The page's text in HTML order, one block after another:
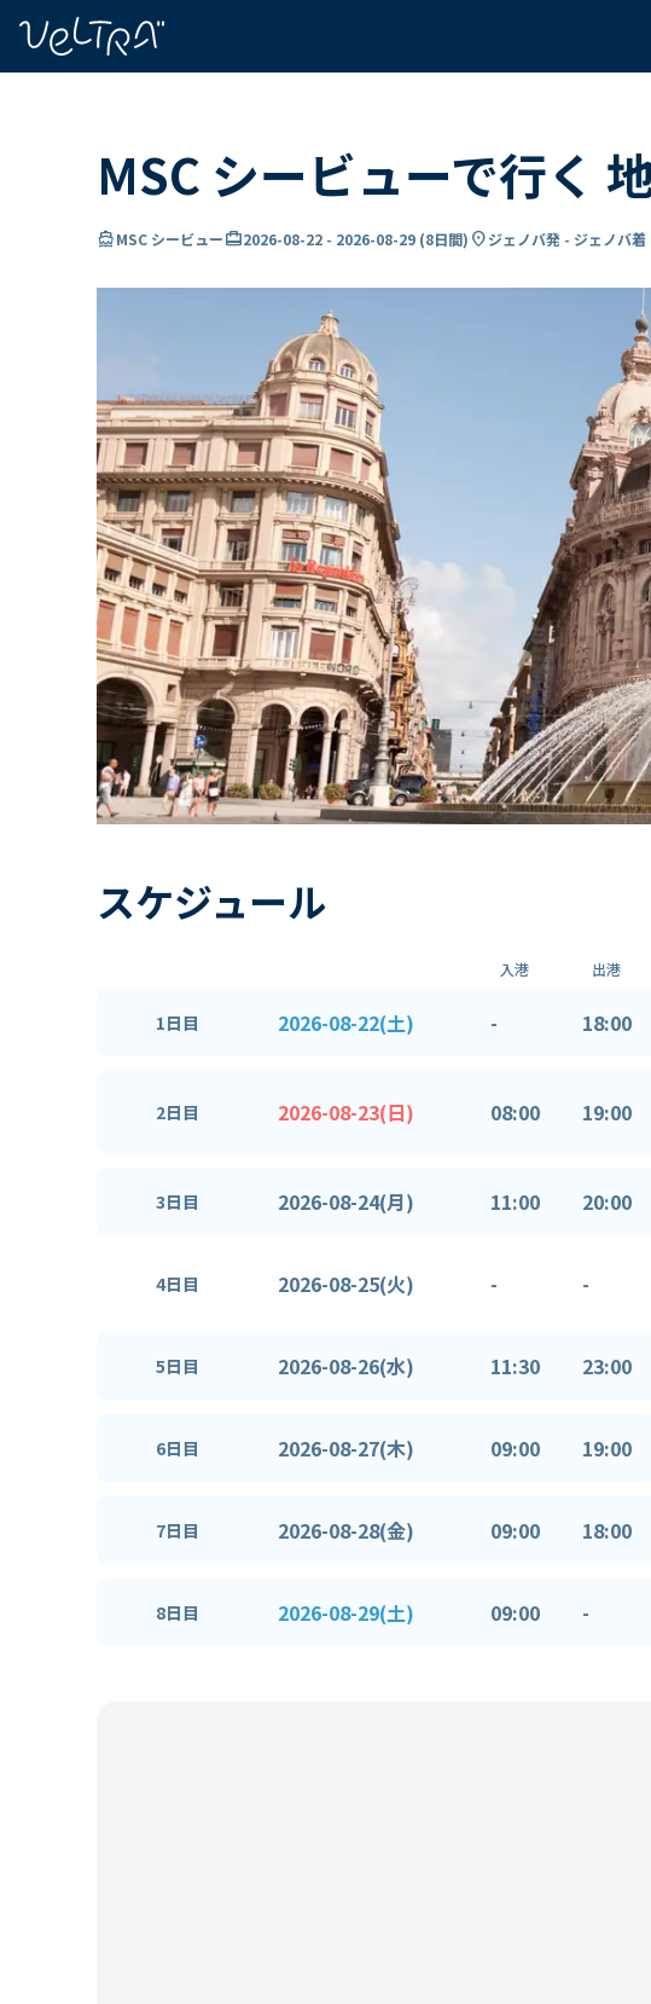
MSC シービューで行く
directions_boatMSC シービューcard_travel2026-08-22 - 2026-08-29 (8日間) location_onジェノバ発 - ジェノバ着
スケジュール
入港 出港
1日目 2026-08-22(土) - 18:00
2日目 2026-08-23(日) 08:00 19:00
3日目 2026-08-24(月) 11:00 20:00
4日目 2026-08-25(火) - -
5日目 2026-08-26(水) 11:30 23:00
6日目 2026-08-27(木) 09:00 19:00
7日目 2026-08-28(金) 09:00 18:00
8日目 2026-08-29(土) 09:00 -